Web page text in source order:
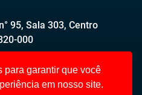
95, Sala 303, Centro
000
para garantir que você
em nosso site.